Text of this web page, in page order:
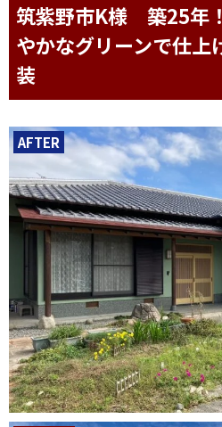
筑紫野市K様 築25年
やかなグリーンで仕上
装
AFTER